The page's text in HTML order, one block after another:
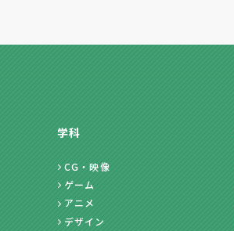
学科
CG・映像
ゲーム
アニメ
デザイン